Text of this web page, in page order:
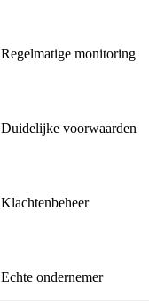
Regelmatige monitoring
Duidelijke voorwaarden
Klachtenbeheer
Echte ondernemer